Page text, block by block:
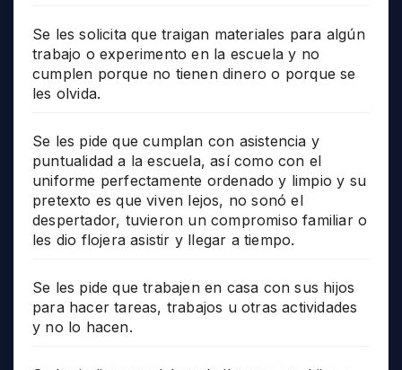
Se les solicita que traigan materiales para algún
trabajo o experimento en la escuela y no
cumplen porque no tienen dinero o porque se
les olvida.
Se les pide que cumplan con asistencia y
puntualidad a la escuela, así como con el
uniforme perfectamente ordenado y limpio y su
pretexto es que viven lejos, no sonó el
despertador, tuvieron un compromiso familiar o
les dio flojera asistir y llegar a tiempo.
Se les pide que trabajen en casa con sus hijos
para hacer tareas, trabajos u otras actividades
y no lo hacen.